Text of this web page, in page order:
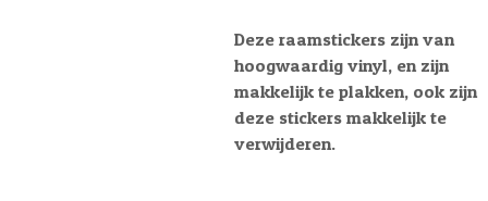
Deze raamstickers zijn van
hoogwaardig vinyl, en zijn
makkelijk te plakken, ook zijn
deze stickers makkelijk te
verwijderen.